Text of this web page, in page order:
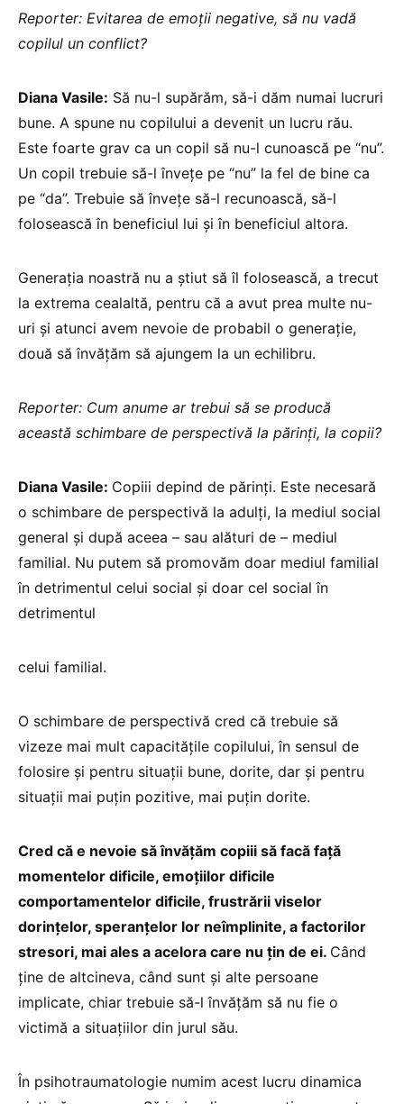
Reporter: Evitarea de emoții negative, să nu vadă
copilul un conflict?
Diana Vasile: Să nu-l supărăm, să-i dăm numai lucruri
bune. A spune nu copilului a devenit un lucru rău.
Este foarte grav ca un copil să nu-l cunoască pe “nu”.
Un copil trebuie să-l învețe pe “nu” la fel de bine ca
pe “da”. Trebuie să învețe să-l recunoască, să-l
folosească în beneficiul lui și în beneficiul altora.
Generația noastră nu a știut să îl folosească, a trecut
la extrema cealaltă, pentru că a avut prea multe nu-
uri și atunci avem nevoie de probabil o generație,
două să învățăm să ajungem la un echilibru.
Reporter: Cum anume ar trebui să se producă
această schimbare de perspectivă la părinți, la copii?
Diana Vasile: Copiii depind de părinți. Este necesară
o schimbare de perspectivă la adulți, la mediul social
general și după aceea – sau alături de – mediul
familial. Nu putem să promovăm doar mediul familial
în detrimentul celui social și doar cel social în
detrimentul
celui familial.
O schimbare de perspectivă cred că trebuie să
vizeze mai mult capacitățile copilului, în sensul de
folosire și pentru situații bune, dorite, dar și pentru
situații mai puțin pozitive, mai puțin dorite.
Cred că e nevoie să învățăm copiii să facă față
momentelor dificile, emoțiilor dificile
comportamentelor dificile, frustrării viselor
dorințelor, speranțelor lor neîmplinite, a factorilor
stresori, mai ales a acelora care nu țin de ei. Când
ține de altcineva, când sunt și alte persoane
implicate, chiar trebuie să-l învățăm să nu fie o
victimă a situațiilor din jurul său.
În psihotraumatologie numim acest lucru dinamica